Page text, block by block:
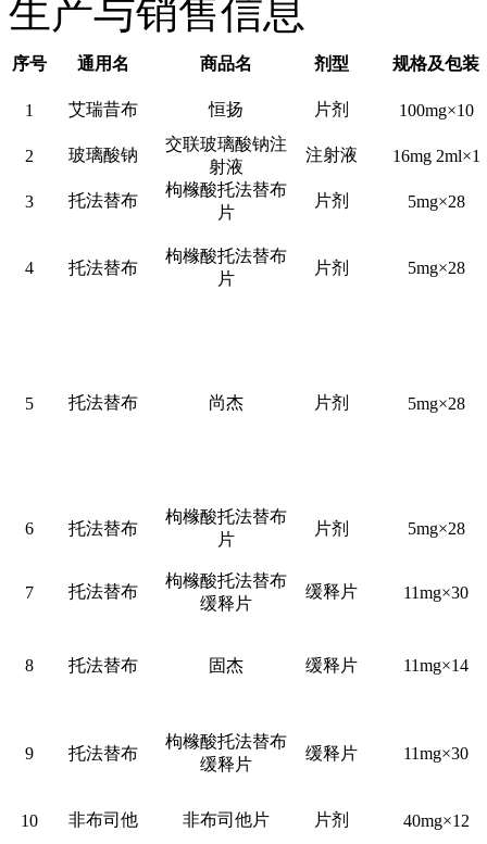
生产与销售信息
序号 通用名 商品名 剂型 规格及包装
1 艾瑞昔布 恒扬 片剂 100mg×10
2 玻璃酸钠
交联玻璃酸钠注
射液
注射液 16mg 2ml×1
3 托法替布
枸橼酸托法替布
片
片剂 5mg×28
4 托法替布
枸橼酸托法替布
片
片剂 5mg×28
5 托法替布 尚杰 片剂 5mg×28
6 托法替布
枸橼酸托法替布
片
片剂 5mg×28
7 托法替布
枸橼酸托法替布
缓释片
缓释片 11mg×30
8 托法替布 固杰 缓释片 11mg×14
9 托法替布
枸橼酸托法替布
缓释片
缓释片 11mg×30
10 非布司他 非布司他片 片剂 40mg×12